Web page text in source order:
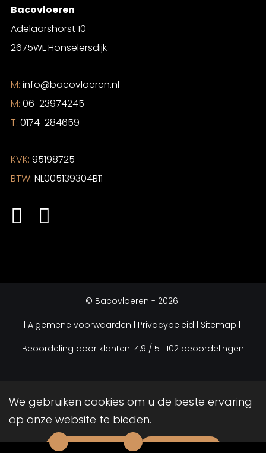
Bacovloeren
Adelaarshorst 10
2675WL Honselersdijk
M: info@bacovloeren.nl
M: 06-23974245
T: 0174-284659
KVK: 95198725
BTW: NL005139304B11
© Bacovloeren - 2026
Algemene voorwaarden | Privacybeleid | Sitemap |
Beoordeling door klanten: 4,9 / 5 102 beoordelingen
We gebruiken cookies om u de beste ervaring
op onze website te bieden.
Accepteren